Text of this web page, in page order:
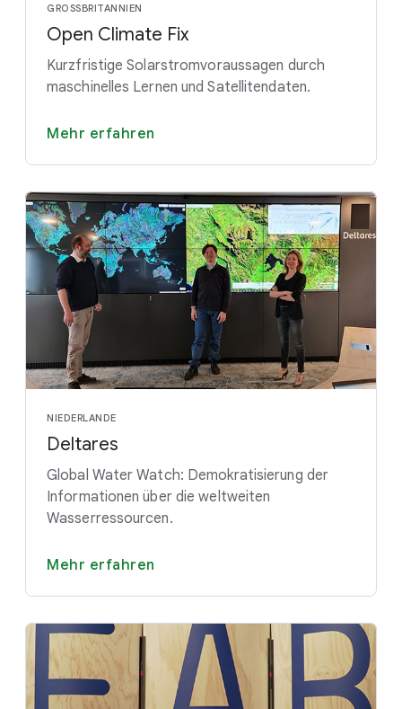
GROSSBRITANNIEN
Open Climate Fix
Kurzfristige Solarstromvoraussagen durch
maschinelles Lernen und Satellitendaten.
Mehr erfahren
NIEDERLANDE
Deltares
Global Water Watch: Demokratisierung der
Informationen über die weltweiten
Wasserressourcen.
Mehr erfahren